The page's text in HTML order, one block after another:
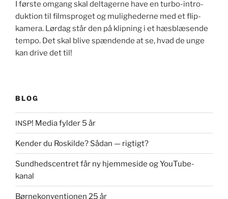
I første omgang skal delt­agerne have en tur­bo-intro­
duk­tion til film­sprog­et og mulighed­erne med et flip-
kam­era. Lørdag står den på klip­n­ing i et hæs­blæsende
tem­po. Det skal blive spæn­dende at se, hvad de unge
kan dri­ve det til!
BLOG
INSP! Media fylder 5 år
Kender du Roskilde? Sådan — rigtigt?
Sundhedscentret får ny hjemmeside og YouTube-
kanal
Børnekonventionen 25 år